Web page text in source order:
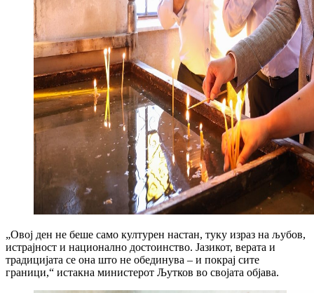
„Овој ден не беше само културен настан, туку израз на љубов,
истрајност и национално достоинство. Јазикот, верата и
традицијата се она што не обединува – и покрај сите
граници,“ истакна министерот Љутков во својата објава.